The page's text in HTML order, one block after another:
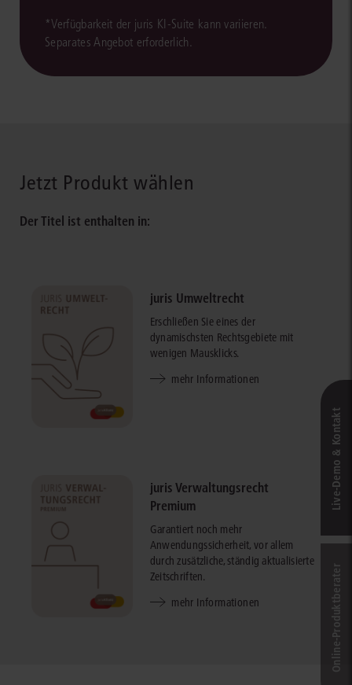
*Verfügbarkeit der juris KI-Suite kann variieren.
Separates Angebot erforderlich.
Jetzt Produkt wählen
Der Titel ist enthalten in:
juris Umweltrecht
Erschließen Sie eines der
dynamischsten Rechtsgebiete mit
wenigen Mausklicks.
mehr Informationen
juris Verwaltungsrecht
Premium
Garantiert noch mehr
Anwendungssicherheit, vor allem
durch zusätzliche, ständig aktualisierte
Zeitschriften.
mehr Informationen
Live‑Demo & Kontakt
Online-Produkt­berater